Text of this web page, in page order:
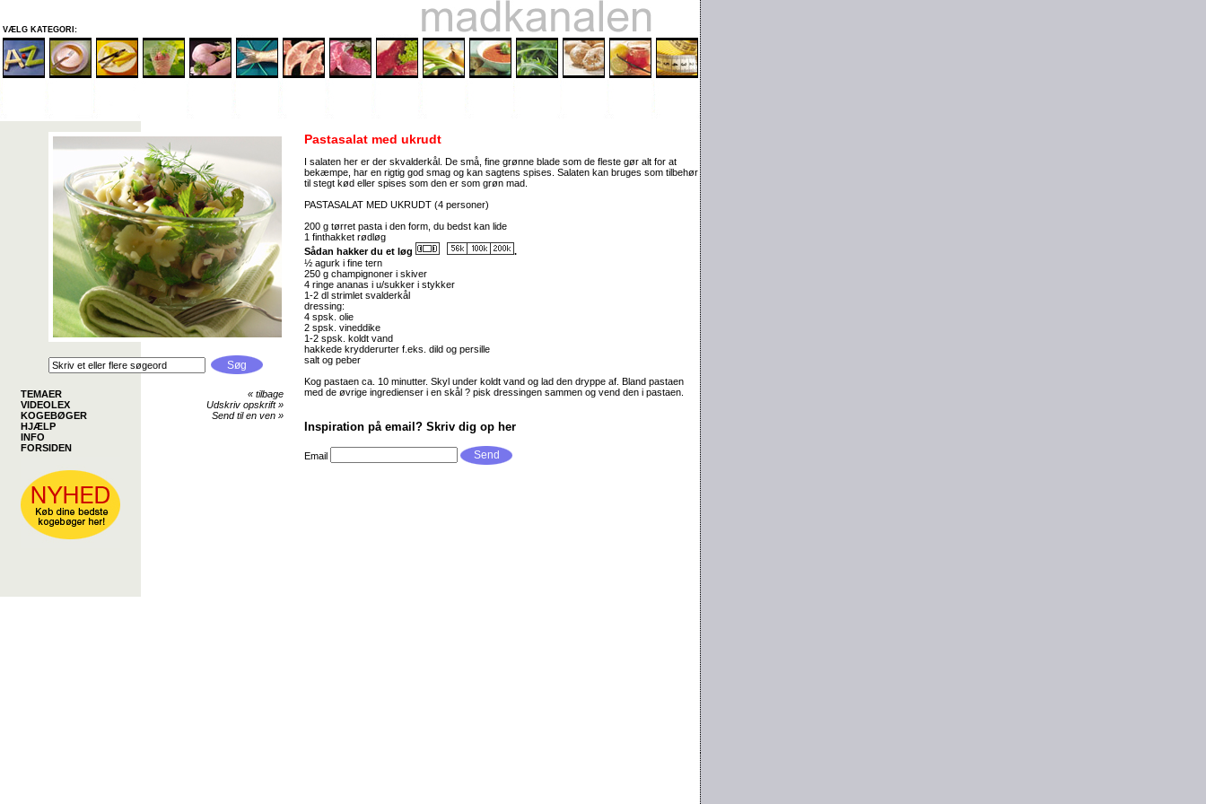
VÆLG KATEGORI:
TEMAER
VIDEOLEX
KOGEBØGER
HJÆLP
INFO
FORSIDEN
« tilbage
Udskriv opskrift»
Send til en ven »
Pastasalat med ukrudt
I salaten her er der skvalderkål. De små, fine grønne blade som de fleste gør alt for at
bekæmpe, har en rigtig god smag og kan sagtens spises. Salaten kan bruges som tilbehør
til stegt kød eller spises som den er som grøn mad.
PASTASALAT MED UKRUDT (4 personer)
200 g tørret pasta i den form, du bedst kan lide
1 finthakket rødløg
Sådan hakker du et løg
.
½ agurk i fine tern
250 g champignoner i skiver
4 ringe ananas i u/sukker i stykker
1-2 dl strimlet svalderkål
dressing:
4 spsk. olie
2 spsk. vineddike
1-2 spsk. koldt vand
hakkede krydderurter f.eks. dild og persille
salt og peber
Kog pastaen ca. 10 minutter. Skyl under koldt vand og lad den dryppe af. Bland pastaen
med de øvrige ingredienser i en skål ? pisk dressingen sammen og vend den i pastaen.
Inspiration på email? Skriv dig op her
Email